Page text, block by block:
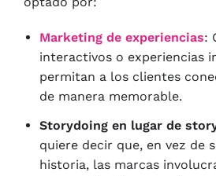
Marketing de experiencias:
interactivos o experiencias
permitan a los clientes
de manera memorable.
Storydoing en lugar de
quiere decir que, en vez de
historia, las marcas